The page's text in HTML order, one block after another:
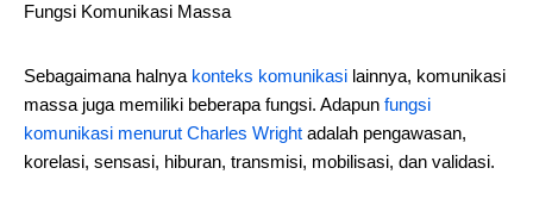
Fungsi Komunikasi Massa
Sebagaimana halnya konteks komunikasi lainnya, komunikasi
massa juga memiliki beberapa fungsi. Adapun fungsi
komunikasi menurut Charles Wright adalah pengawasan,
korelasi, sensasi, hiburan, transmisi, mobilisasi, dan validasi.